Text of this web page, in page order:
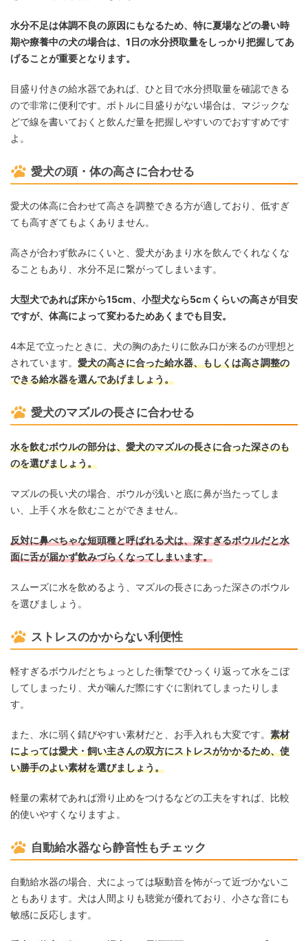
水分不足は体調不良の原因にもなるため、特に夏場などの暑い時
期や療養中の犬の場合は、1日の水分摂取量をしっかり把握してあ
げることが重要となります。
目盛り付きの給水器であれば、ひと目で水分摂取量を確認できる
ので非常に便利です。ボトルに目盛りがない場合は、マジックな
どで線を書いておくと飲んだ量を把握しやすいのでおすすめです
よ。
愛犬の頭・体の高さに合わせる
愛犬の体高に合わせて高さを調整できる方が適しており、低すぎ
ても高すぎてもよくありません。
高さが合わず飲みにくいと、愛犬があまり水を飲んでくれなくな
ることもあり、水分不足に繋がってしまいます。
大型犬であれば床から15cm、小型犬なら5cｍくらいの高さが目安
ですが、体高によって変わるためあくまでも目安。
4本足で立ったときに、犬の胸のあたりに飲み口が来るのが理想と
されています。 愛犬の高さに合った給水器、もしくは高さ調整の
できる給水器を選んであげましょう。
愛犬のマズルの長さに合わせる
水を飲むボウルの部分は、愛犬のマズルの長さに合った深さのも
のを選びましょう。
マズルの長い犬の場合、ボウルが浅いと底に鼻が当たってしま
い、上手く水を飲むことができません。
反対に鼻ぺちゃな短頭種と呼ばれる犬は、深すぎるボウルだと水
面に舌が届かず飲みづらくなってしまいます。
スムーズに水を飲めるよう、マズルの長さにあった深さのボウル
を選びましょう。
ストレスのかからない利便性
軽すぎるボウルだとちょっとした衝撃でひっくり返って水をこぼ
してしまったり、犬が噛んだ際にすぐに割れてしまったりしま
す。
また、水に弱く錆びやすい素材だと、お手入れも大変です。 素材
によっては愛犬・飼い主さんの双方にストレスがかかるため、使
い勝手のよい素材を選びましょう。
軽量の素材であれば滑り止めをつけるなどの工夫をすれば、比較
的使いやすくなりますよ。
自動給水器なら静音性もチェック
自動給水器の場合、犬によっては駆動音を怖がって近づかないこ
ともあります。犬は人間よりも聴覚が優れており、小さな音にも
敏感に反応します。